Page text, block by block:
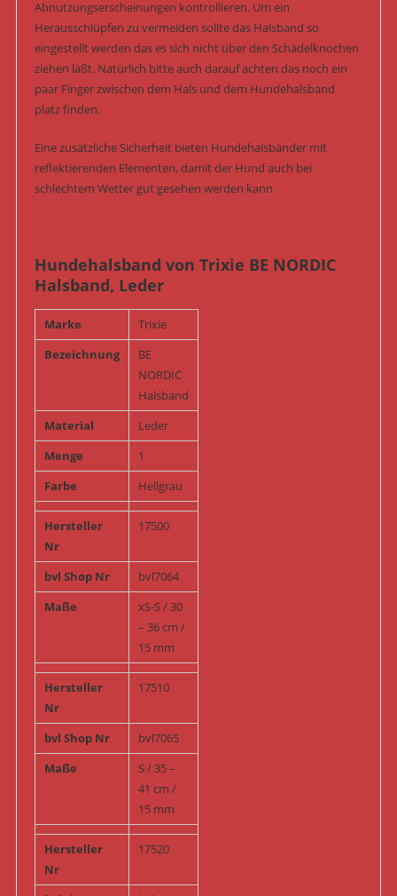
Abnutzungserscheinungen kontrollieren. Um ein
Herausschlüpfen zu vermeiden sollte das Halsband so
eingestellt werden das es sich nicht über den Schädelknochen
ziehen läßt. Natürlich bitte auch darauf achten das noch ein
paar Finger zwischen dem Hals und dem Hundehalsband
platz finden.
Eine zusätzliche Sicherheit bieten Hundehalsbänder mit
reflektierenden Elementen, damit der Hund auch bei
schlechtem Wetter gut gesehen werden kann.
Hundehalsband von Trixie BE NORDIC
Halsband, Leder
Marke
Trixie
Bezeichnung
BE
NORDIC
Halsband
Material
Leder
Menge
1
Farbe
Hellgrau
Hersteller
Nr
17500
bvl Shop Nr
bvl7064
Maße
xS-S / 30
– 36 cm /
15 mm
Hersteller
Nr
17510
bvl Shop Nr
bvl7065
Maße
S / 35 –
41 cm /
15 mm
Hersteller
Nr
17520